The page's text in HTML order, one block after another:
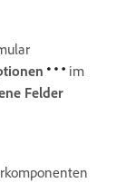
im
Felder